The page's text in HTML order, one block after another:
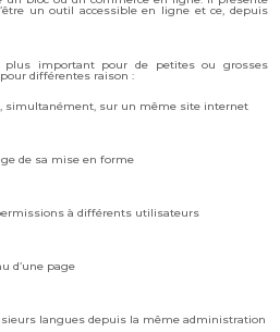
un outil accessible en ligne et ce, depuis
important pour de petites ou grosses
différentes raison :
simultanément, sur un même site internet
de sa mise en forme
à différents utilisateurs
d’une page
langues depuis la même administration